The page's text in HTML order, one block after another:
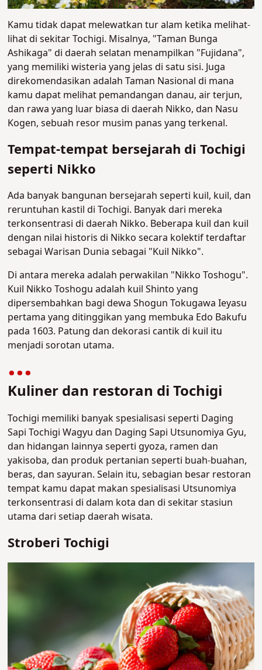
Kamu tidak dapat melewatkan tur alam ketika melihat-
lihat di sekitar Tochigi. Misalnya, "Taman Bunga
Ashikaga" di daerah selatan menampilkan "Fujidana",
yang memiliki wisteria yang jelas di satu sisi. Juga
direkomendasikan adalah Taman Nasional di mana
kamu dapat melihat pemandangan danau, air terjun,
dan rawa yang luar biasa di daerah Nikko, dan Nasu
Kogen, sebuah resor musim panas yang terkenal.
Tempat-tempat bersejarah di Tochigi
seperti Nikko
Ada banyak bangunan bersejarah seperti kuil, kuil, dan
reruntuhan kastil di Tochigi. Banyak dari mereka
terkonsentrasi di daerah Nikko. Beberapa kuil dan kuil
dengan nilai historis di Nikko secara kolektif terdaftar
sebagai Warisan Dunia sebagai "Kuil Nikko".
Di antara mereka adalah perwakilan "Nikko Toshogu".
Kuil Nikko Toshogu adalah kuil Shinto yang
dipersembahkan bagi dewa Shogun Tokugawa Ieyasu
pertama yang ditinggikan yang membuka Edo Bakufu
pada 1603. Patung dan dekorasi cantik di kuil itu
menjadi sorotan utama.
Kuliner dan restoran di Tochigi
Tochigi memiliki banyak spesialisasi seperti Daging
Sapi Tochigi Wagyu dan Daging Sapi Utsunomiya Gyu,
dan hidangan lainnya seperti gyoza, ramen dan
yakisoba, dan produk pertanian seperti buah-buahan,
beras, dan sayuran. Selain itu, sebagian besar restoran
tempat kamu dapat makan spesialisasi Utsunomiya
terkonsentrasi di dalam kota dan di sekitar stasiun
utama dari setiap daerah wisata.
Stroberi Tochigi